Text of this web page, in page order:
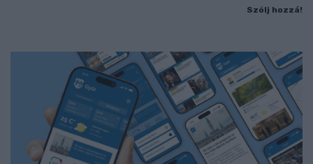
Szólj hozzá!